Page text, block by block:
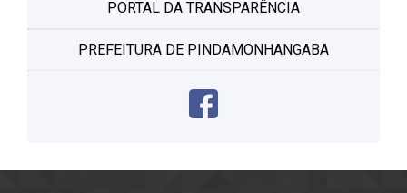
PORTAL DA TRANSPARÊNCIA
PREFEITURA DE PINDAMONHANGABA